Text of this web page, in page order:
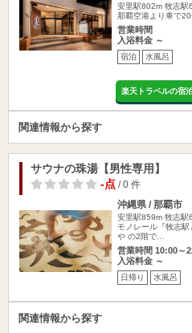
安里駅802m 牧志駅
那覇空港より車で
営業時間
入浴料金 ～
宿泊 水風呂
楽天トラベルの宿
関連情報から探す
サウナの珠湯【男性専用】
-点/ 0 件
沖縄県 / 那覇市
安里駅859m 牧志駅
モノレール『牧志駅
や の2階で…
営業時間 10:00～
入浴料金 ～
日帰り 水風呂
関連情報から探す